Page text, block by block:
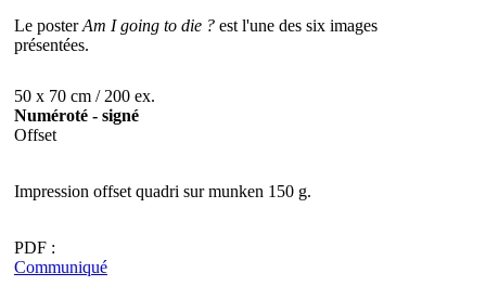
Le posterAm I going to die ? est l'une des six images
présentées.
50 x 70 cm / 200 ex.
Numéroté - signé
Offset
Impression offset quadri sur munken 150 g.
PDF :
Communiqué